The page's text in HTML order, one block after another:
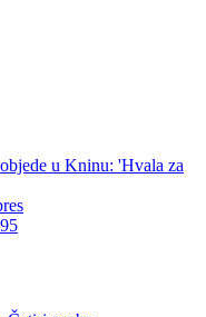
u Kninu: 'Hvala za